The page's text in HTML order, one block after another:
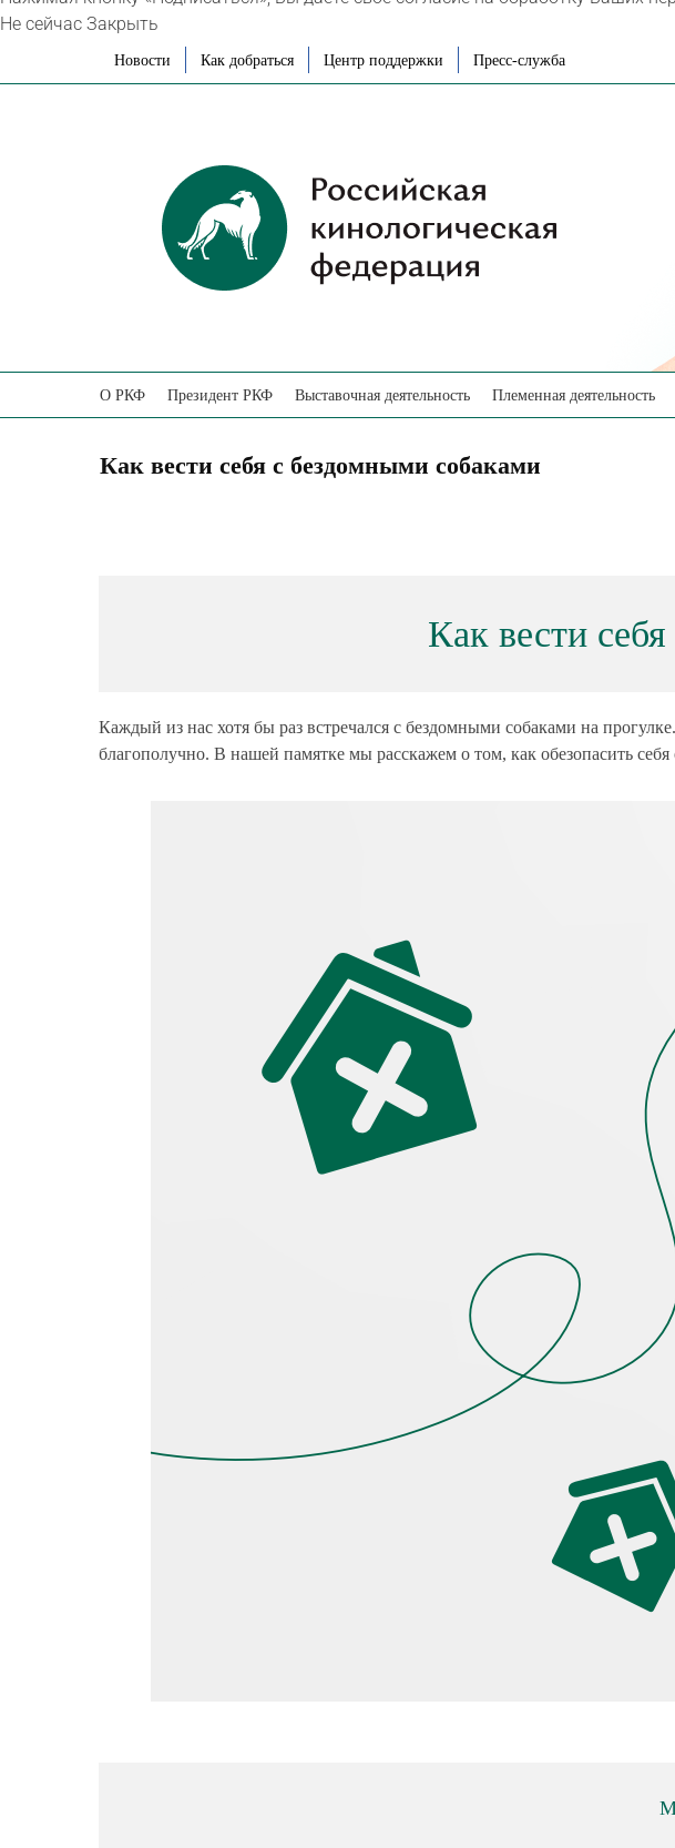
Не сейчас Закрыть
Новости Как добраться Центр поддержки Пресс-служба
О РКФ Президент РКФ Выставочная деятельность Племенная деятельность
Как вести себя с бездомными собаками
Как вести
Каждый из нас хотя бы раз встречался с бездомными собаками на
благополучно. В нашей памятке мы расскажем о том, как обезопасить